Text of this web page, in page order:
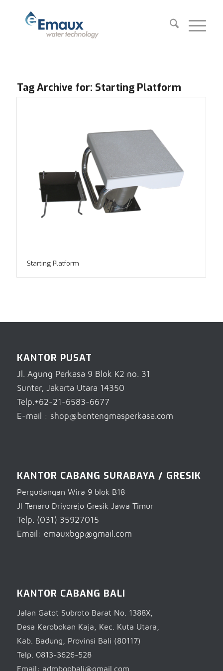
Tag Archive for: Starting Platform
Starting Platform
KANTOR PUSAT
Jl. Agung Perkasa 9 Blok K2 no. 31
Sunter, Jakarta Utara 14350
Telp.+62-21-6583-6677
E-mail : shop@bentengmasperkasa.com
KANTOR CABANG SURABAYA / GRESIK
Pergudangan Wira 9 blok B18
Jl Tenaru Driyorejo Gresik Jawa Timur
Telp. (031) 35927015
Email: emauxbgp@gmail.com
KANTOR CABANG BALI
Jalan Gatot Subroto Barat No. 1388X,
Desa Kerobokan Kaja, Kec. Kuta Utara,
Kab. Badung, Provinsi Bali (80117)
Telp. 0813-3626-528
Email: admbgpbali@gmail.com